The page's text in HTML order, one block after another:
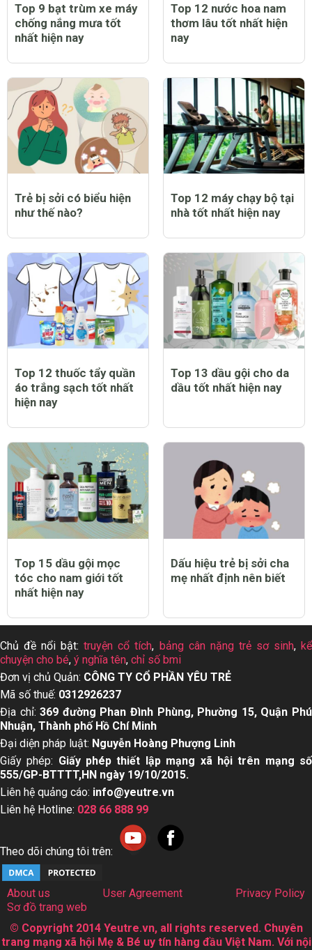
Top 9 bạt trùm xe máy
chống nắng mưa tốt
nhất hiện nay
Top 12 nước hoa nam
thơm lâu tốt nhất hiện
nay
Trẻ bị sởi có biểu hiện
như thế nào?
Top 12 máy chạy bộ tại
nhà tốt nhất hiện nay
Top 12 thuốc tẩy quần
áo trắng sạch tốt nhất
hiện nay
Top 13 dầu gội cho da
dầu tốt nhất hiện nay
Top 15 dầu gội mọc
tóc cho nam giới tốt
nhất hiện nay
Dấu hiệu trẻ bị sởi cha
mẹ nhất định nên biết
Chủ đề nổi bật:truyện cổ tích, bảng cân nặng trẻ sơ sinh,kể
chuyện cho bé, ý nghĩa tên, chỉ số bmi
Đơn vị chủ Quản: CÔNG TY CỔ PHẦN YÊU TRẺ
Mã số thuế: 0312926237
Địa chỉ:369 đường Phan Đình Phùng, Phường 15, Quận Phú
Nhuận, Thành phố Hồ Chí Minh
Đại diện pháp luật: Nguyễn Hoàng Phượng Linh
Giấy phép: Giấy phép thiết lập mạng xã hội trên mạng số
555/GP-BTTTT,HN ngày 19/10/2015.
Liên hệ quảng cáo: info@yeutre.vn
Liên hệ Hotline: 028 66 888 99
Theo dõi chúng tôi trên:
About us User Agreement
Privacy Policy
Sơ đồ trang web
© Copyright 2014 Yeutre.vn, all rights reserved. Chuyên
trang mạng xã hội Mẹ & Bé uy tín hàng đầu Việt Nam. Với nội